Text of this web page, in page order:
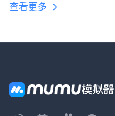
查看更多